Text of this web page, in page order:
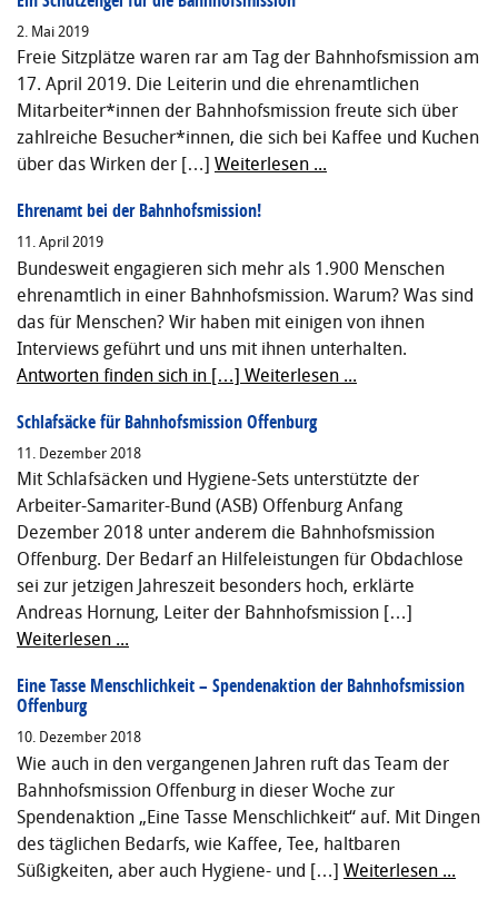
2. Mai 2019
Freie Sitzplätze waren rar am Tag der Bahnhofsmission am
17. April 2019. Die Leiterin und die ehrenamtlichen
Mitarbeiter*innen der Bahnhofsmission freute sich über
zahlreiche Besucher*innen, die sich bei Kaffee und Kuchen
über das Wirken der […] Weiterlesen ...
Ehrenamt bei der Bahnhofsmission!
11. April 2019
Bundesweit engagieren sich mehr als 1.900 Menschen
ehrenamtlich in einer Bahnhofsmission. Warum? Was sind
das für Menschen? Wir haben mit einigen von ihnen
Interviews geführt und uns mit ihnen unterhalten.
Antworten finden sich in […] Weiterlesen ...
Schlafsäcke für Bahnhofsmission Offenburg
11. Dezember 2018
Mit Schlafsäcken und Hygiene-Sets unterstützte der
Arbeiter-Samariter-Bund (ASB) Offenburg Anfang
Dezember 2018 unter anderem die Bahnhofsmission
Offenburg. Der Bedarf an Hilfeleistungen für Obdachlose
sei zur jetzigen Jahreszeit besonders hoch, erklärte
Andreas Hornung, Leiter der Bahnhofsmission […]
Weiterlesen ...
Eine Tasse Menschlichkeit – Spendenaktion der Bahnhofsmission
Offenburg
10. Dezember 2018
Wie auch in den vergangenen Jahren ruft das Team der
Bahnhofsmission Offenburg in dieser Woche zur
Spendenaktion „Eine Tasse Menschlichkeit“ auf. Mit Dingen
des täglichen Bedarfs, wie Kaffee, Tee, haltbaren
Süßigkeiten, aber auch Hygiene- und […] Weiterlesen ...